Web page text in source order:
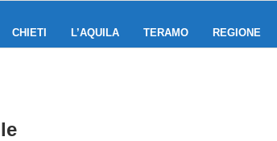
CHIETI L’AQUILA TERAMO REGIONE